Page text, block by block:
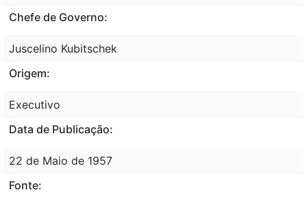
Chefe de Governo:
Juscelino Kubitschek
Origem:
Executivo
Data de Publicação:
22 de Maio de 1957
Fonte: